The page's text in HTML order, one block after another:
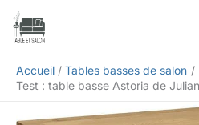
Aller
Accueil
Tables basses de salon
Test : table basse Astoria de
Rechercher